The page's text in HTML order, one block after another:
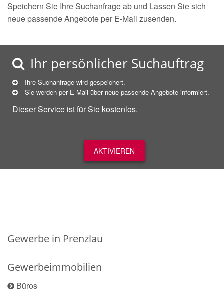
Speichern Sie Ihre Suchanfrage ab und Lassen Sie sich
neue passende Angebote per E-Mail zusenden.
Ihr persönlicher Suchauftrag
Ihre Suchanfrage wird gespeichert.
Sie werden per E-Mail über neue passende Angebote informiert.
Dieser Service ist für Sie kostenlos.
AKTIVIEREN
Gewerbe in Prenzlau
Gewerbeimmobilien
Büros